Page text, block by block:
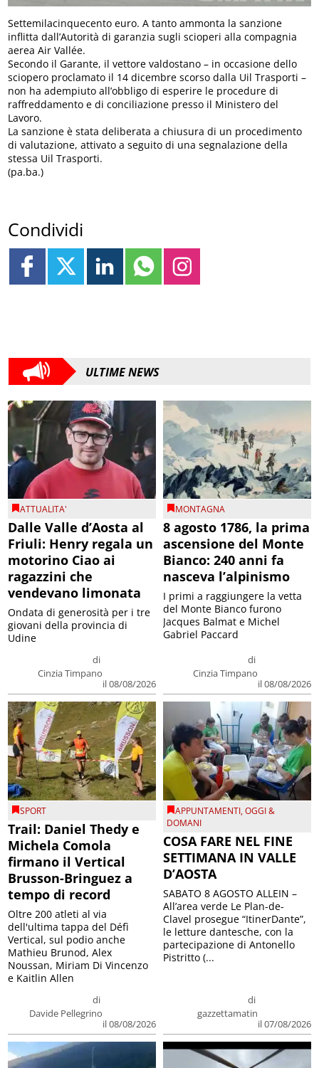
Settemilacinquecento euro. A tanto ammonta la sanzione
inflitta dall’Autorità di garanzia sugli scioperi alla compagnia
aerea Air Vallée.
Secondo il Garante, il vettore valdostano – in occasione dello
sciopero proclamato il 14 dicembre scorso dalla Uil Trasporti –
non ha adempiuto all’obbligo di esperire le procedure di
raffreddamento e di conciliazione presso il Ministero del
Lavoro.
La sanzione è stata deliberata a chiusura di un procedimento
di valutazione, attivato a seguito di una segnalazione della
stessa Uil Trasporti.
(pa.ba.)
Condividi
ULTIME NEWS
ATTUALITA'
Dalle Valle d’Aosta al
Friuli: Henry regala un
motorino Ciao ai
ragazzini che
vendevano limonata
di
Cinzia Timpano
il 08/08/2026
Ondata di generosità per i tre
giovani della provincia di
Udine
MONTAGNA
8 agosto 1786, la prima
ascensione del Monte
Bianco: 240 anni fa
nasceva l’alpinismo
di
Cinzia Timpano
il 08/08/2026
I primi a raggiungere la vetta
del Monte Bianco furono
Jacques Balmat e Michel
Gabriel Paccard
SPORT
Trail: Daniel Thedy e
Michela Comola
firmano il Vertical
Brusson-Bringuez a
tempo di record
di
Davide Pellegrino
il 08/08/2026
Oltre 200 atleti al via
dell'ultima tappa del Défì
Vertical, sul podio anche
Mathieu Brunod, Alex
Noussan, Miriam Di Vincenzo
e Kaitlin Allen
APPUNTAMENTI,OGGI &
DOMANI
COSA FARE NEL FINE
SETTIMANA IN VALLE
D’AOSTA
di
gazzettamatin
il 07/08/2026
SABATO 8 AGOSTO ALLEIN –
All’area verde Le Plan-de-
Clavel prosegue “ItinerDante”,
le letture dantesche, con la
partecipazione di Antonello
Pistritto (...